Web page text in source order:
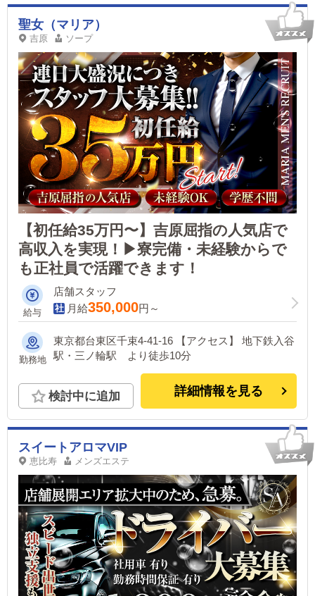
聖女（マリア）
吉原 ソープ
【初任給35万円〜】吉原屈指の人気店で
高収入を実現！▶寮完備・未経験からで
も正社員で活躍できます！
給与
店舗スタッフ
月給350,000円～
勤務地
東京都台東区千束4-41-16 【アクセス】 地下鉄入谷
駅・三ノ輪駅 より徒歩10分
検討中に追加 詳細情報を見る
スイートアロマVIP
恵比寿 メンズエステ